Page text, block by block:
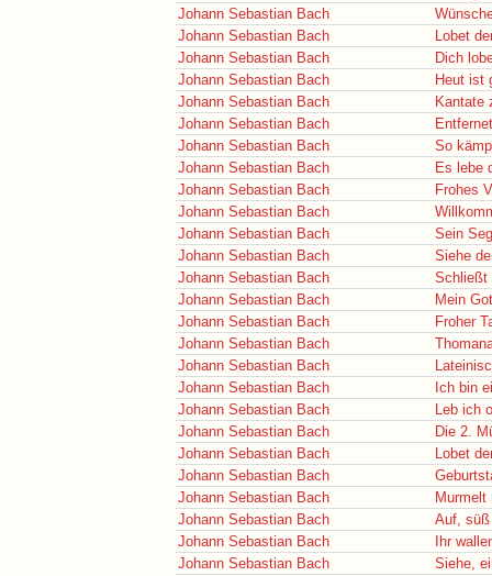
Johann Sebastian Bach
Johann Sebastian Bach
Lobet
Johann Sebastian Bach
Dich
Johann Sebastian Bach
Heut ist
Johann Sebastian Bach
Kantate
Johann Sebastian Bach
Johann Sebastian Bach
So
Johann Sebastian Bach
Es lebe
Johann Sebastian Bach
Frohes
Johann Sebastian Bach
Johann Sebastian Bach
Sein
Johann Sebastian Bach
Siehe
Johann Sebastian Bach
Schließt
Johann Sebastian Bach
Mein
Johann Sebastian Bach
Froher
Johann Sebastian Bach
Johann Sebastian Bach
Johann Sebastian Bach
Ich bin
Johann Sebastian Bach
Leb ich
Johann Sebastian Bach
Die 2.
Johann Sebastian Bach
Lobet
Johann Sebastian Bach
Johann Sebastian Bach
Murmelt
Johann Sebastian Bach
Auf, süß
Johann Sebastian Bach
Ihr
Johann Sebastian Bach
Siehe,